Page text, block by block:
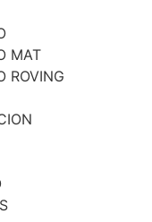
MAT
ROVING